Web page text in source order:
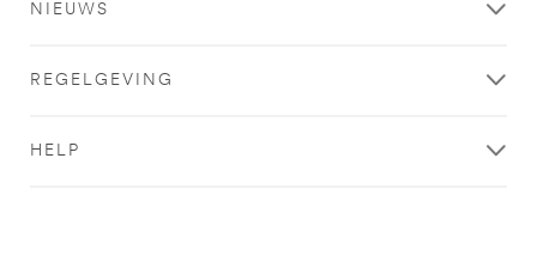
NIEUWS
REGELGEVING
HELP